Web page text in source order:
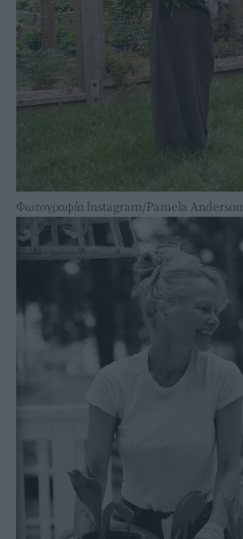
Φωτογραφία Instagram/Pamela Anderson